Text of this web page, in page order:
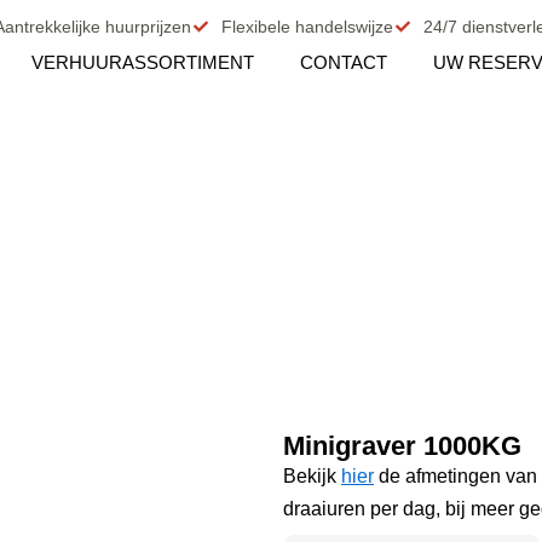
huurprijzen Flexibele handelswijze 24/7
VERHUURASSORTIMENT CONTACT UW
Minigraver 1000KG
Bekijk hier de afmetingen
draaiuren per dag, bij meer